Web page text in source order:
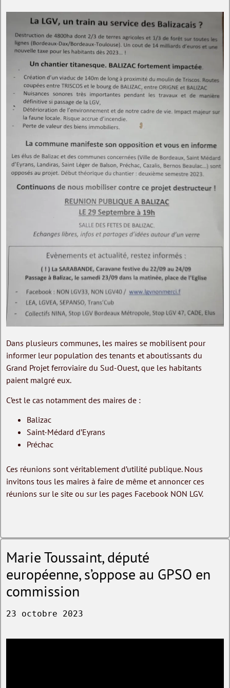
Dans plusieurs communes, les maires se mobilisent pour
informer leur population des tenants et aboutissants du
Grand Projet ferroviaire du Sud-Ouest, que les habitants
paient malgré eux.
C’est le cas notamment des maires de :
Balizac
Saint-Médard d’Eyrans
Préchac
Ces réunions sont véritablement d’utilité publique. Nous
invitons tous les maires à faire de même et annoncer ces
réunions sur le site ou sur les pages Facebook NON LGV.
Marie Toussaint, député
européenne, s’oppose au GPSO en
commission
23 octobre 2023